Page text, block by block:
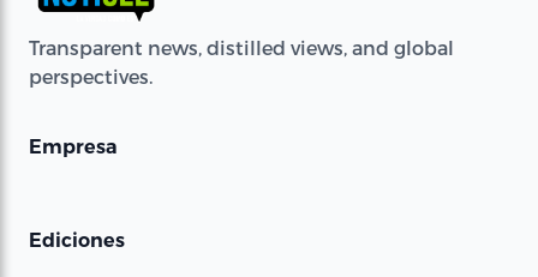
Transparent news, distilled views, and global
perspectives.
Empresa
Ediciones